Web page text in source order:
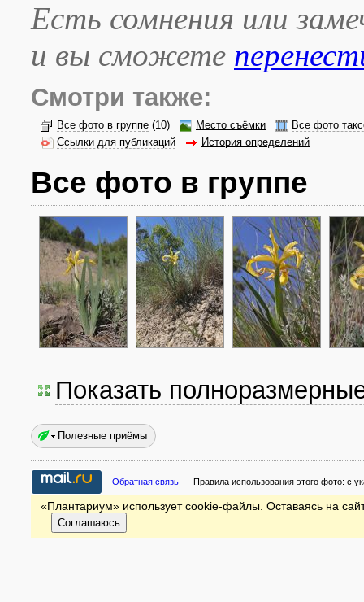
Есть сомнения или
и вы сможете
Смотри также:
Все фото в группе (10) Место съёмки
Все фото
Ссылки для публикаций
История определений
Все фото в группе
Показать
Полезные приёмы
Обратная связь Правила использования этого фото: с
«Плантариум» использует cookie-файлы. Оставаясь на
Соглашаюсь